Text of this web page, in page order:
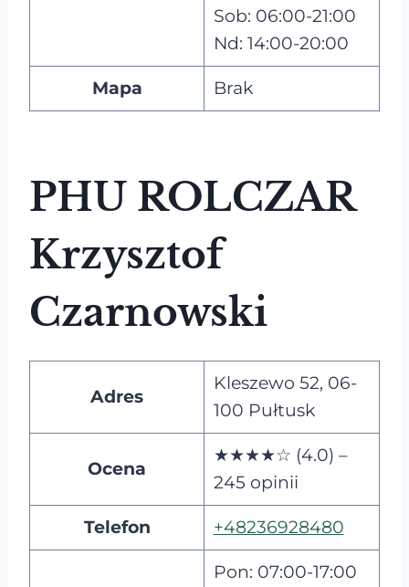
Sob: 06:00-21:00
Nd: 14:00-20:00
Mapa Brak
PHU ROLCZAR
Krzysztof
Czarnowski
Adres
Kleszewo 52, 06-
100 Pułtusk
Ocena
★★★★☆ (4.0) –
245 opinii
Telefon +48236928480
Pon: 07:00-17:00